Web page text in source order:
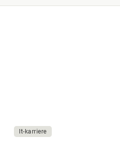
It-karriere